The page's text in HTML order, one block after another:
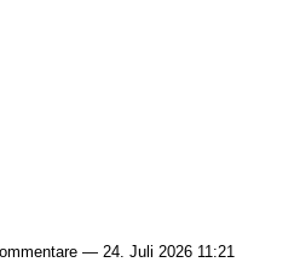
— 24. Juli 2026 11:21